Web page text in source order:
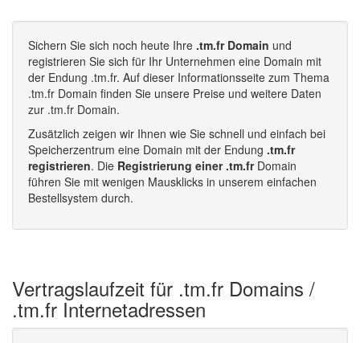
Sichern Sie sich noch heute Ihre .tm.fr Domain und
registrieren Sie sich für Ihr Unternehmen eine Domain mit
der Endung .tm.fr. Auf dieser Informationsseite zum Thema
.tm.fr Domain finden Sie unsere Preise und weitere Daten
zur .tm.fr Domain.
Zusätzlich zeigen wir Ihnen wie Sie schnell und einfach bei
Speicherzentrum eine Domain mit der Endung .tm.fr
registrieren. Die Registrierung einer .tm.frDomain
führen Sie mit wenigen Mausklicks in unserem einfachen
Bestellsystem durch.
Vertragslaufzeit für .tm.fr Domains /
.tm.fr Internetadressen